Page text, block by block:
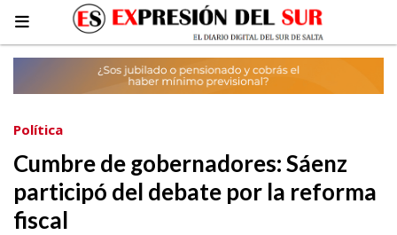
Cumbre de gobernadores: Sáenz
participó del debate por la reforma
fiscal
Política